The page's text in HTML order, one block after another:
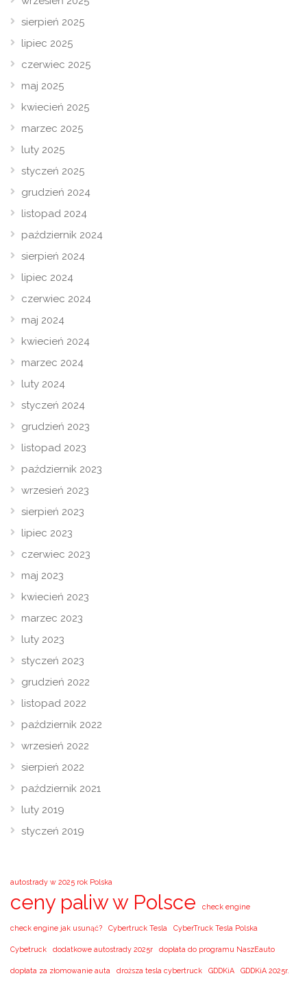
sierpień 2025
lipiec 2025
czerwiec 2025
maj 2025
kwiecień 2025
marzec 2025
luty 2025
styczeń 2025
grudzień 2024
listopad 2024
październik 2024
sierpień 2024
lipiec 2024
czerwiec 2024
maj 2024
kwiecień 2024
marzec 2024
luty 2024
styczeń 2024
grudzień 2023
listopad 2023
październik 2023
wrzesień 2023
sierpień 2023
lipiec 2023
czerwiec 2023
maj 2023
kwiecień 2023
marzec 2023
luty 2023
styczeń 2023
grudzień 2022
listopad 2022
październik 2022
wrzesień 2022
sierpień 2022
październik 2021
luty 2019
styczeń 2019
autostrady w 2025 rok Polska
ceny paliw w Polsce check engine
check engine jak usunąć? Cybertruck Tesla CyberTruck Tesla Polska
Cybetruck dodatkowe autostrady 2025r dopłata do programu NaszEauto
dopłata za złomowanie auta droższa tesla cybertruck GDDKiA GDDKiA 2025r.